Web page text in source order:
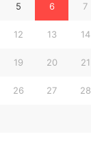
5 6 7
12 13 14
19 20 21
26 27 28